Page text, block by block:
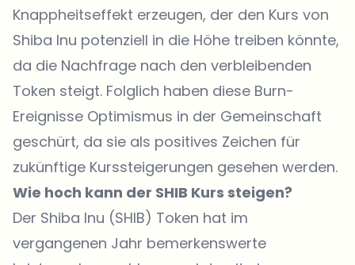
Knappheitseffekt erzeugen, der den Kurs von
Shiba Inu potenziell in die Höhe treiben könnte,
da die Nachfrage nach den verbleibenden
Token steigt. Folglich haben diese Burn-
Ereignisse Optimismus in der Gemeinschaft
geschürt, da sie als positives Zeichen für
zukünftige Kurssteigerungen gesehen werden.
Wie hoch kann der SHIB Kurs steigen?
Der Shiba Inu (SHIB) Token hat im
vergangenen Jahr bemerkenswerte